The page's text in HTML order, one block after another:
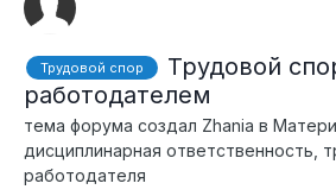
Трудовой спор
Трудовой
работодателем
тема форума создал Zhania в
дисциплинарная ответственность,
работодателя